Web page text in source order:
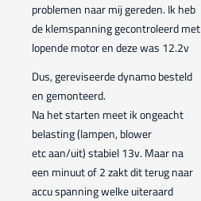
problemen naar mij gereden. Ik heb
de klemspanning gecontroleerd met
lopende motor en deze was 12.2v
Dus, gereviseerde dynamo besteld
en gemonteerd.
Na het starten meet ik ongeacht
belasting (lampen, blower
etc aan/uit) stabiel 13v. Maar na
een minuut of 2 zakt dit terug naar
accu spanning welke uiteraard